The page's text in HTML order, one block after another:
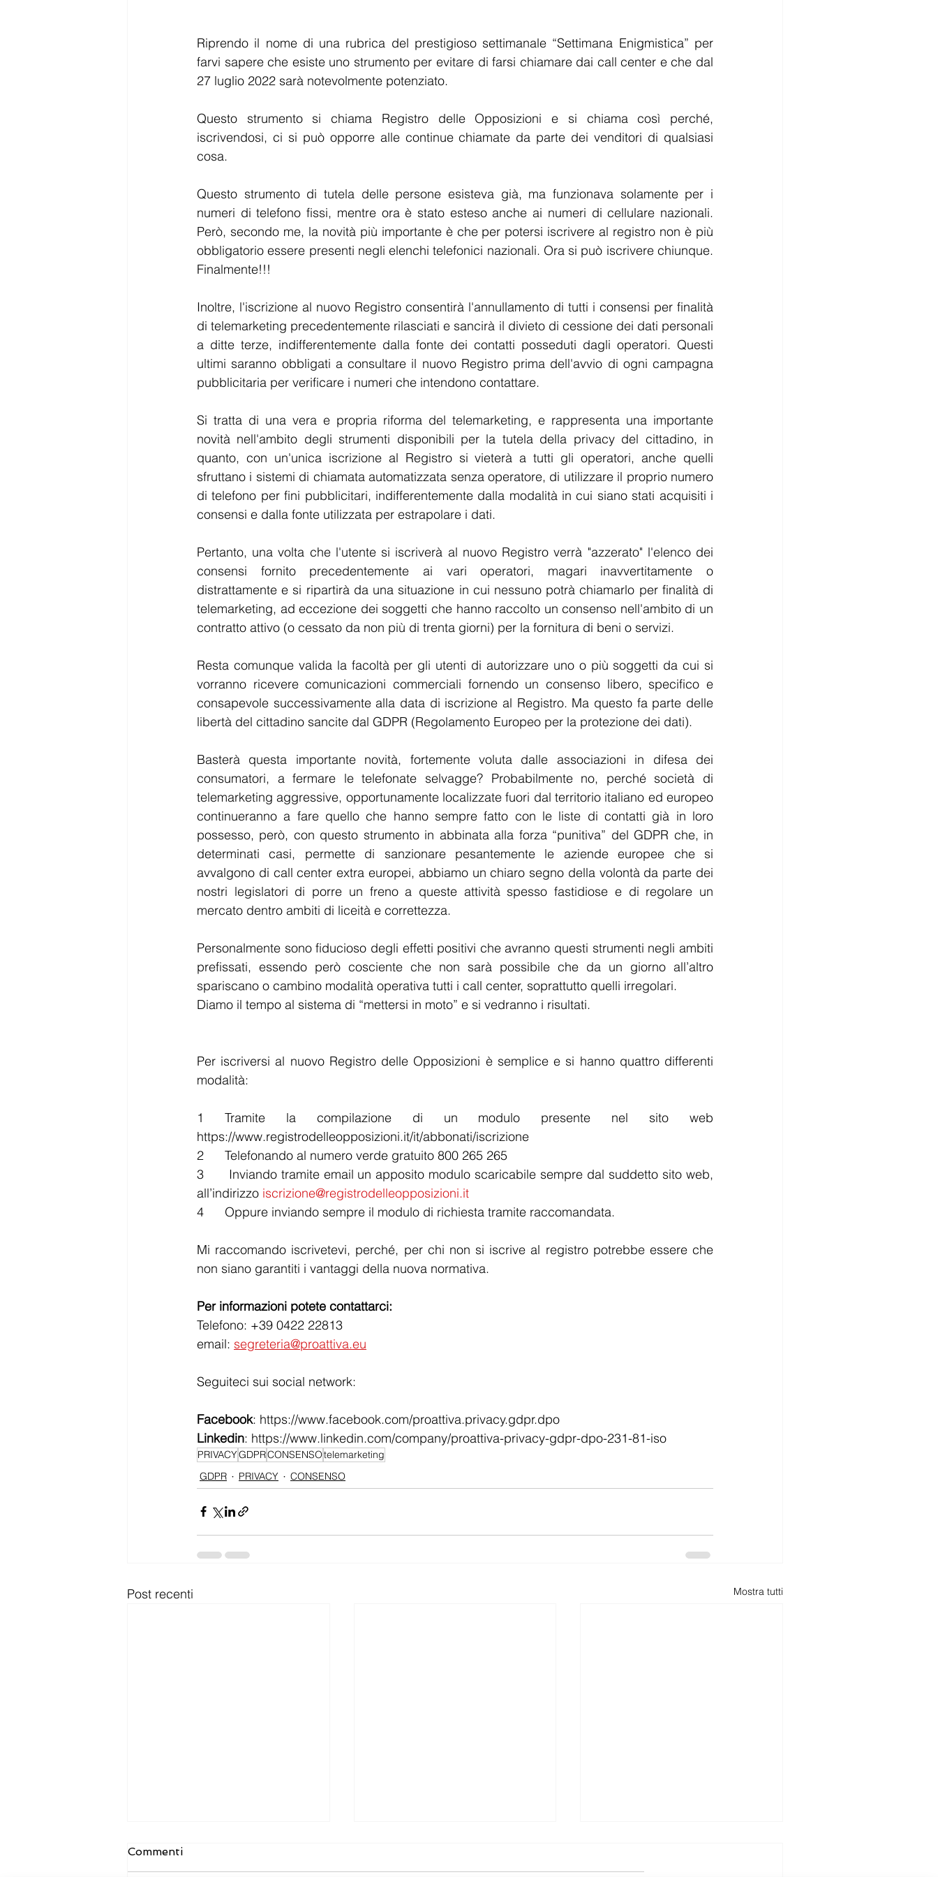
Riprendo il nome di una rubrica del prestigioso settimanale “Settimana Enigmistica” per
farvi sapere che esiste uno strumento per evitare di farsi chiamare dai call center e che dal
27 luglio 2022 sarà notevolmente potenziato.
Questo strumento si chiama Registro delle Opposizioni e si chiama così perché,
iscrivendosi, ci si può opporre alle continue chiamate da parte dei venditori di qualsiasi
cosa.
Questo strumento di tutela delle persone esisteva già, ma funzionava solamente per i
numeri di telefono fissi, mentre ora è stato esteso anche ai numeri di cellulare nazionali.
Però, secondo me, la novità più importante è che per potersi iscrivere al registro non è più
obbligatorio essere presenti negli elenchi telefonici nazionali. Ora si può iscrivere chiunque.
Finalmente!!!
Inoltre, l'iscrizione al nuovo Registro consentirà l'annullamento di tutti i consensi per finalità
di telemarketing precedentemente rilasciati e sancirà il divieto di cessione dei dati personali
a ditte terze, indifferentemente dalla fonte dei contatti posseduti dagli operatori. Questi
ultimi saranno obbligati a consultare il nuovo Registro prima dell'avvio di ogni campagna
pubblicitaria per verificare i numeri che intendono contattare.
Si tratta di una vera e propria riforma del telemarketing, e rappresenta una importante
novità nell'ambito degli strumenti disponibili per la tutela della privacy del cittadino, in
quanto, con un'unica iscrizione al Registro si vieterà a tutti gli operatori, anche quelli
sfruttano i sistemi di chiamata automatizzata senza operatore, di utilizzare il proprio numero
di telefono per fini pubblicitari, indifferentemente dalla modalità in cui siano stati acquisiti i
consensi e dalla fonte utilizzata per estrapolare i dati.
Pertanto, una volta che l'utente si iscriverà al nuovo Registro verrà "azzerato" l'elenco dei
consensi fornito precedentemente ai vari operatori, magari inavvertitamente o
distrattamente e si ripartirà da una situazione in cui nessuno potrà chiamarlo per finalità di
telemarketing, ad eccezione dei soggetti che hanno raccolto un consenso nell'ambito di un
contratto attivo (o cessato da non più di trenta giorni) per la fornitura di beni o servizi.
Resta comunque valida la facoltà per gli utenti di autorizzare uno o più soggetti da cui si
vorranno ricevere comunicazioni commerciali fornendo un consenso libero, specifico e
consapevole successivamente alla data di iscrizione al Registro. Ma questo fa parte delle
libertà del cittadino sancite dal GDPR (Regolamento Europeo per la protezione dei dati).
Basterà questa importante novità, fortemente voluta dalle associazioni in difesa dei
consumatori, a fermare le telefonate selvagge? Probabilmente no, perché società di
telemarketing aggressive, opportunamente localizzate fuori dal territorio italiano ed europeo
continueranno a fare quello che hanno sempre fatto con le liste di contatti già in loro
possesso, però, con questo strumento in abbinata alla forza “punitiva” del GDPR che, in
determinati casi, permette di sanzionare pesantemente le aziende europee che si
avvalgono di call center extra europei, abbiamo un chiaro segno della volontà da parte dei
nostri legislatori di porre un freno a queste attività spesso fastidiose e di regolare un
mercato dentro ambiti di liceità e correttezza.
Personalmente sono fiducioso degli effetti positivi che avranno questi strumenti negli ambiti
prefissati, essendo però cosciente che non sarà possibile che da un giorno all’altro
spariscano o cambino modalità operativa tutti i call center, soprattutto quelli irregolari.
Diamo il tempo al sistema di “mettersi in moto” e si vedranno i risultati.
Per iscriversi al nuovo Registro delle Opposizioni è semplice e si hanno quattro differenti
modalità:
1 Tramite la compilazione di un modulo presente nel sito web
https://www.registrodelleopposizioni.it/it/abbonati/iscrizione
2      Telefonando al numero verde gratuito 800 265 265
3      Inviando tramite email un apposito modulo scaricabile sempre dal suddetto sito web,
all’indirizzo iscrizione@registrodelleopposizioni.it
4      Oppure inviando sempre il modulo di richiesta tramite raccomandata.
Mi raccomando iscrivetevi, perché, per chi non si iscrive al registro potrebbe essere che
non siano garantiti i vantaggi della nuova normativa.
Per informazioni potete contattarci:
Telefono: +39 0422 22813
email: segreteria@proattiva.eu
Seguiteci sui social network:
Facebook: https://www.facebook.com/proattiva.privacy.gdpr.dpo
Linkedin: https://www.linkedin.com/company/proattiva-privacy-gdpr-dpo-231-81-iso
PRIVACYGDPRCONSENSOtelemarketing
GDPR
PRIVACY CONSENSO
Post recenti Mostra tutti
Commenti